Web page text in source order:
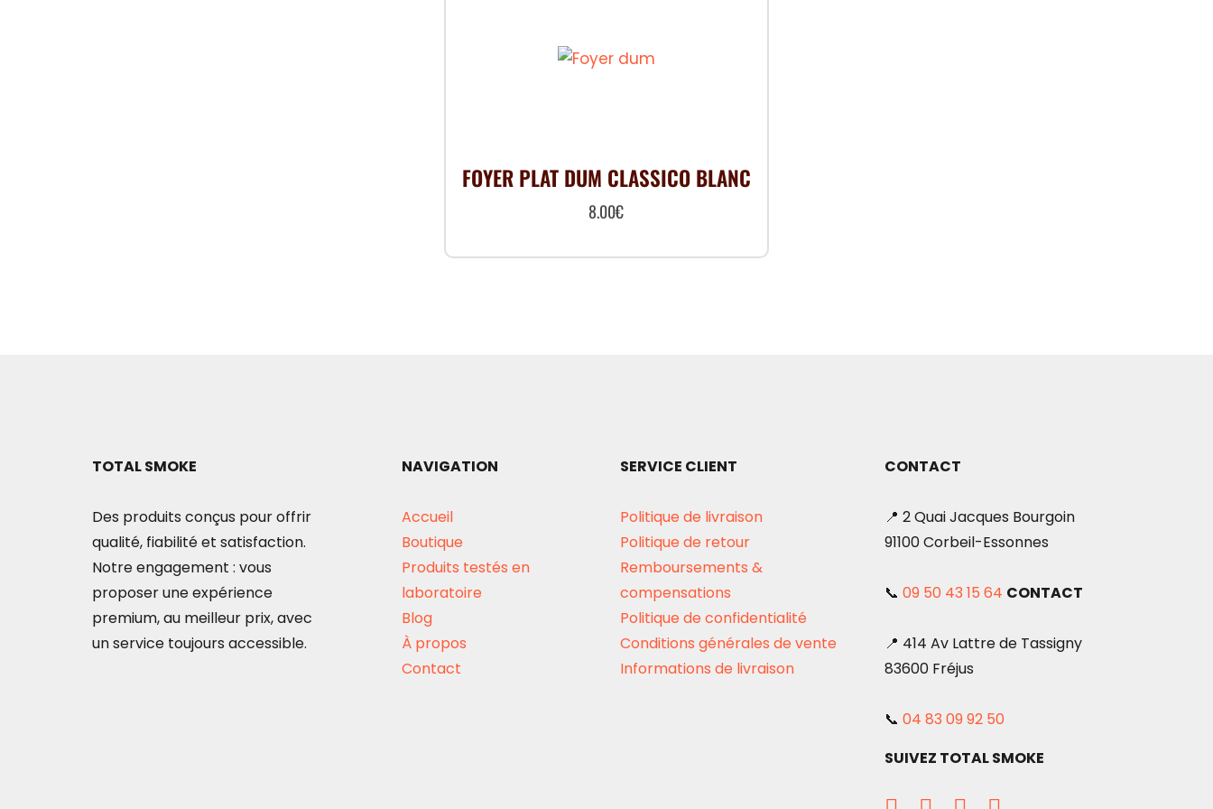
FOYER PLAT DUM CLASSICO BLANC
8.00€
TOTAL SMOKE
Des produits conçus pour offrir
qualité, fiabilité et satisfaction.
Notre engagement : vous
proposer une expérience
premium, au meilleur prix, avec
un service toujours accessible.
NAVIGATION
Accueil
Boutique
Produits testés en
laboratoire
Blog
À propos
Contact
SERVICE CLIENT
Politique de livraison
Politique de retour
Remboursements &
compensations
Politique de confidentialité
Conditions générales de vente
Informations de livraison
CONTACT
📍 2 Quai Jacques Bourgoin
91100 Corbeil-Essonnes
📞 09 50 43 15 64 CONTACT
📍 414 Av Lattre de Tassigny
83600 Fréjus
📞 04 83 09 92 50
SUIVEZ TOTAL SMOKE